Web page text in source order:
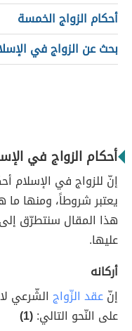
أحكام الزواج الخمسة
بحث عن الزواج في
أحكام الزواج في
إنّ للزواج في الإسلام
يعتبر شروطاً، ومنها ما
هذا المقال سنتطرّق إلى
عليها.
أركانه
إنّعقد الزّواج الشّرعي
على النّحو التالي:(1)